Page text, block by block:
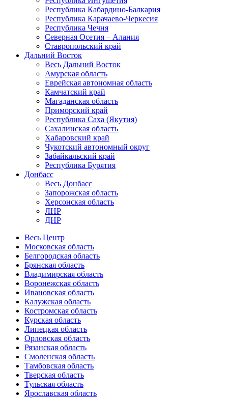
Республика Кабардино-Балкария
Республика Карачаево-Черкесия
Республика Чечня
Северная Осетия – Алания
Ставропольский край
Дальний Восток
Весь Дальний Восток
Амурская область
Еврейская автономная область
Камчатский край
Магаданская область
Приморский край
Республика Саха (Якутия)
Сахалинская область
Хабаровский край
Чукотский автономный округ
Забайкальский край
Республика Бурятия
Донбасс
Весь Донбасс
Запорожская область
Херсонская область
ЛНР
ДНР
Весь Центр
Московская область
Белгородская область
Брянская область
Владимирская область
Воронежская область
Ивановская область
Калужская область
Костромская область
Курская область
Липецкая область
Орловская область
Рязанская область
Смоленская область
Тамбовская область
Тверская область
Тульская область
Ярославская область